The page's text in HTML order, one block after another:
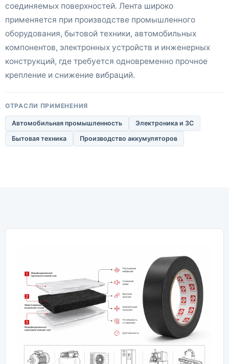
соединяемых поверхностей. Лента широко
применяется при производстве промышленного
оборудования, бытовой техники, автомобильных
компонентов, электронных устройств и инженерных
конструкций, где требуется одновременно прочное
крепление и снижение вибраций.
ОТРАСЛИ ПРИМЕНЕНИЯ
Автомобильная промышленность
Электроника и 3C
Бытовая техника
Производство аккумуляторов